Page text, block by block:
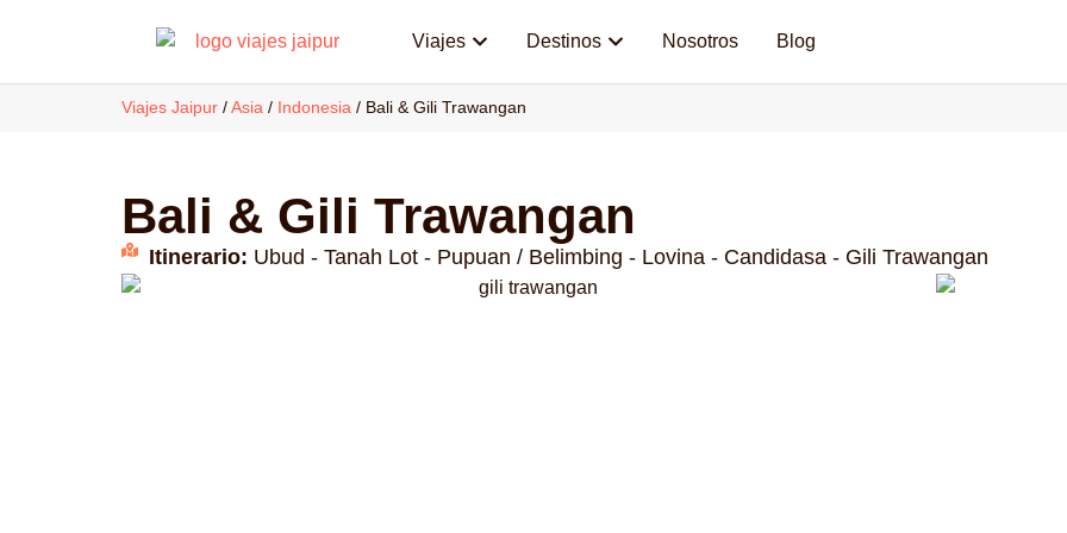
Viajes Destinos Nosotros Blog
Viajes Jaipur / Asia / Indonesia / Bali & Gili Trawangan
Bali & Gili Trawangan
Itinerario: Ubud - Tanah Lot - Pupuan / Belimbing - Lovina - Candidasa - Gili Trawangan